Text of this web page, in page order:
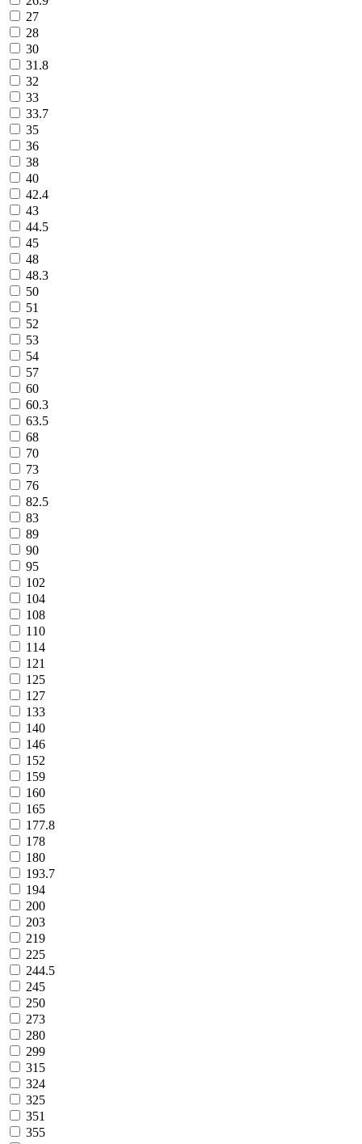
27
28
30
31.8
32
33
33.7
35
36
38
40
42.4
43
44.5
45
48
48.3
50
51
52
53
54
57
60
60.3
63.5
68
70
73
76
82.5
83
89
90
95
102
104
108
110
114
121
125
127
133
140
146
152
159
160
165
177.8
178
180
193.7
194
200
203
219
225
244.5
245
250
273
280
299
315
324
325
351
355